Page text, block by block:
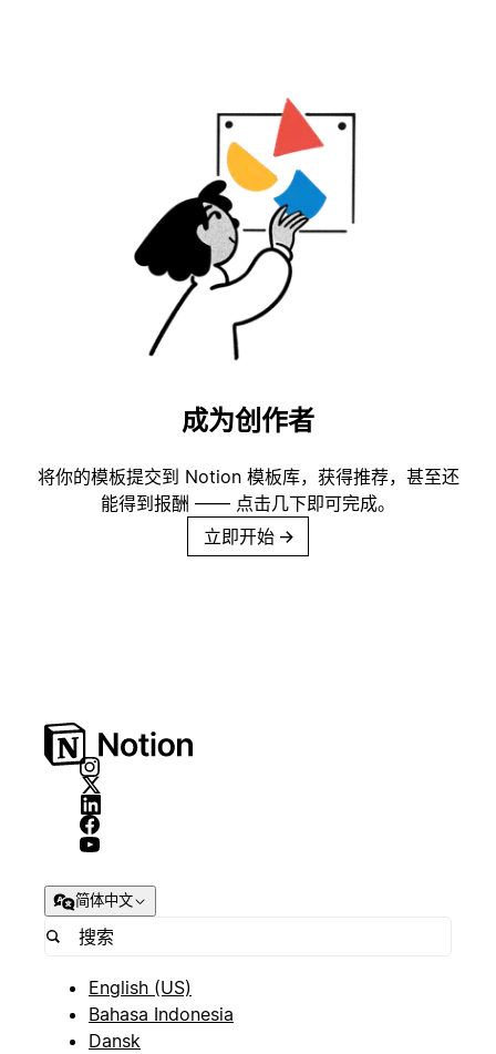
成为创作者
将你的模板提交到 Notion 模板库，获得推荐，甚至还
能得到报酬 —— 点击几下即可完成。
立即开始 →
简体中文
English (US)
Bahasa Indonesia
Dansk